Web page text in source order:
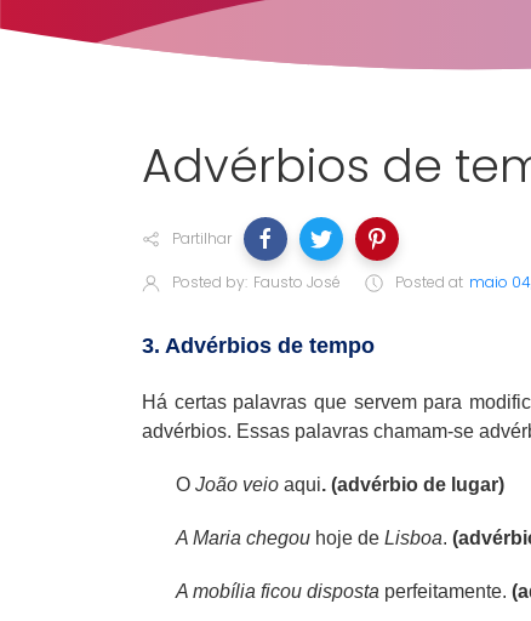
Advérbios de
Partilhar
Posted by: Fausto José Posted at maio
3. Advérbios de tempo
Há certas palavras que servem para
advérbios. Essas palavras chamam-se
OJoão veio aqui. (advérbio de lugar)
A Maria chegou hoje deLisboa.
A mobília ficou disposta perfeitamente.